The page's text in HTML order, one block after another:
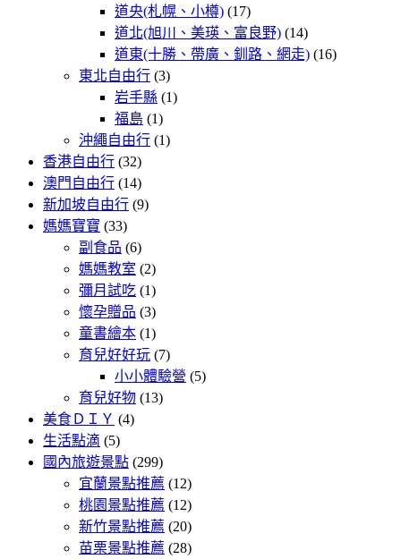
道央(札幌、小樽) (17)
道北(旭川、美瑛、富良野) (14)
道東(十勝、帶廣、釧路、網走) (16)
東北自由行 (3)
岩手縣 (1)
福島 (1)
沖繩自由行 (1)
香港自由行 (32)
澳門自由行 (14)
新加坡自由行 (9)
媽媽寶寶 (33)
副食品 (6)
媽媽教室 (2)
彌月試吃 (1)
懷孕贈品 (3)
童書繪本 (1)
育兒好好玩 (7)
小小體驗營 (5)
育兒好物 (13)
美食ＤＩＹ (4)
生活點滴 (5)
國內旅遊景點 (299)
宜蘭景點推薦 (12)
桃園景點推薦 (12)
新竹景點推薦 (20)
苗栗景點推薦 (28)